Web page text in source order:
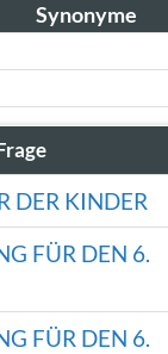
Synonyme
DER KINDER
FÜR DEN 6.
FÜR DEN 6.